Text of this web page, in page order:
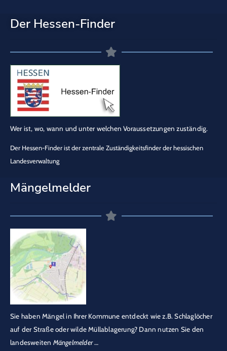
Der Hessen-Finder
Wer ist, wo, wann und unter welchen Voraussetzungen zuständig.
Der Hessen-Finder ist der zentrale Zuständigkeitsfinder der hessischen
Landesverwaltung
Mängelmelder
Sie haben Mängel in Ihrer Kommune entdeckt wie z.B. Schlaglöcher
auf der Straße oder wilde Müllablagerung? Dann nutzen Sie den
landesweiten Mängelmelder…